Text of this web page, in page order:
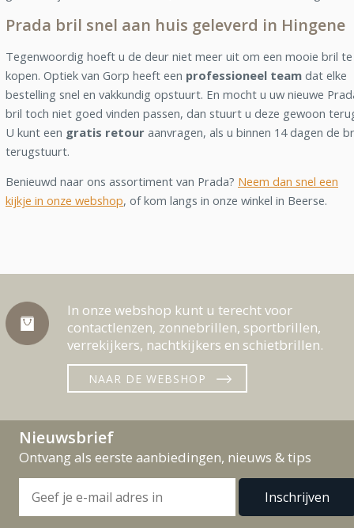
Prada bril snel aan huis geleverd in Hingene
Tegenwoordig hoeft u de deur niet meer uit om een mooie bril te
kopen. Optiek van Gorp heeft een professioneel team dat elke
bestelling snel en vakkundig opstuurt. En mocht u uw nieuwe
bril toch niet goed vinden passen, dan stuurt u deze gewoon
U kunt een gratis retour aanvragen, als u binnen 14 dagen de
terugstuurt.
Benieuwd naar ons assortiment van Prada? Neem dan snel een
kijkje in onze webshop, of kom langs in onze winkel in Beerse.
In onze webshop kunt u terecht voor
contactlenzen, zonnebrillen, sportbrillen,
verrekijkers, nachtkijkers en schietbrillen.
NAAR DE WEBSHOP
Nieuwsbrief
Ontvang als eerste aanbiedingen, nieuws & tips